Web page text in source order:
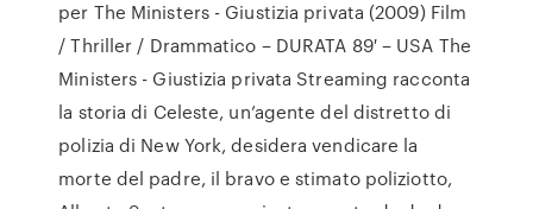
per The Ministers - Giustizia privata (2009) Film
/ Thriller / Drammatico – DURATA 89′ – USA The
Ministers - Giustizia privata Streaming racconta
la storia di Celeste, un’agente del distretto di
polizia di New York, desidera vendicare la
morte del padre, il bravo e stimato poliziotto,